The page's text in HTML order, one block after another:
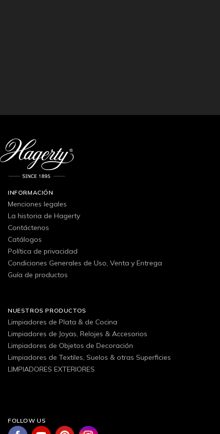
INFORMACIÓN
Menciones legales
La historia de Hagerty
Contáctenos
Catálogos
Política de privacidad
Condiciones Generales de Uso, Venta y Entrega
Guía de productos
NUESTROS PRODUCTOS
Limpiadores de Plata & de Cocina
Limpiadores de Joyas, Relojes & Accesorios
Limpiadores de Objetos de Decoración
Limpiadores de Textiles, Suelos & otras Superficies
LIMPIADORES EXTERIORES
FOLLOW US